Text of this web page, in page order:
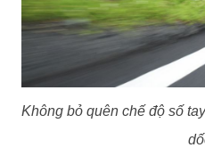
Không bỏ quên chế độ số